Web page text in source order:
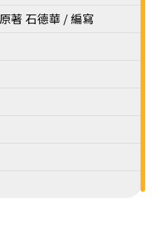
著 石德華 / 編寫